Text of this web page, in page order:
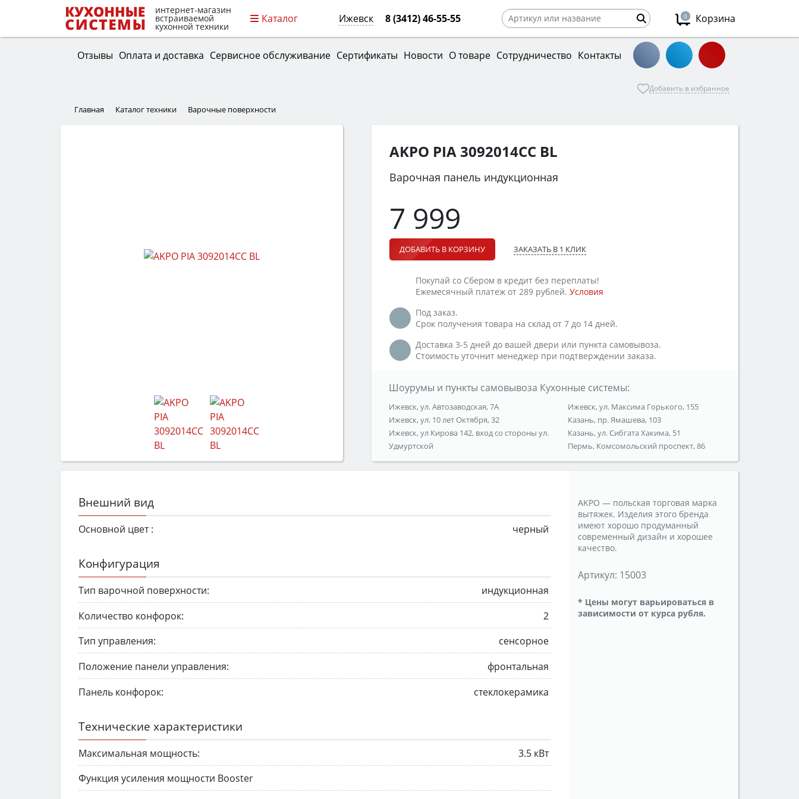
интернет-магазин
встраиваемой
кухонной техники
Каталог Ижевск 8 (3412) 46-55-55 0 Корзина
Отзывы Оплата и доставка Сервисное обслуживание Сертификаты Новости О товаре Сотрудничество Контакты
Добавить в избранное
Главная Каталог техники Варочные поверхности
AKPO PIA 3092014CC BL
Варочная панель индукционная
7 999
ДОБАВИТЬ В КОРЗИНУ ЗАКАЗАТЬ В 1 КЛИК
Покупай со Сбером в кредит без переплаты!
Ежемесячный платеж от 289 рублей. Условия
Под заказ.
Срок получения товара на склад от 7 до 14 дней.
Доставка 3-5 дней до вашей двери или пункта самовывоза.
Стоимость уточнит менеджер при подтверждении заказа.
Шоурумы и пункты самовывоза Кухонные системы:
Ижевск, ул. Автозаводская, 7А
Ижевск, ул. 10 лет Октября, 32
Ижевск, ул Кирова 142, вход со стороны ул.
Удмуртской
Ижевск, ул. Максима Горького, 155
Казань, пр. Ямашева, 103
Казань, ул. Сибгата Хакима, 51
Пермь, Комсомольский проспект, 86
Внешний вид
Основной цвет : черный
Конфигурация
Тип варочной поверхности:
индукционная
Количество конфорок:
2
Тип управления:
сенсорное
Положение панели управления:
фронтальная
Панель конфорок:
стеклокерамика
Технические характеристики
Максимальная мощность:
3.5 кВт
Функция усиления мощности Booster
AKPO — польская торговая марка
вытяжек. Изделия этого бренда
имеют хорошо продуманный
современный дизайн и хорошее
качество.
Артикул: 15003
* Цены могут варьироваться в
зависимости от курса рубля.